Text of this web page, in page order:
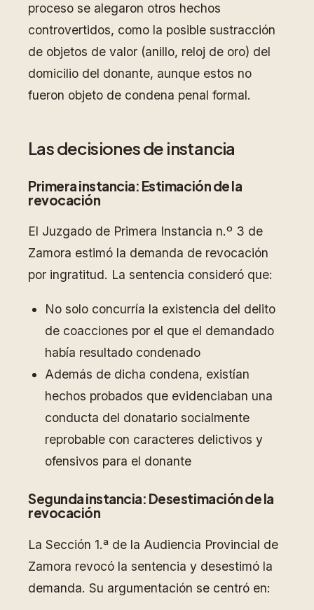
proceso se alegaron otros hechos
controvertidos, como la posible sustracción
de objetos de valor (anillo, reloj de oro) del
domicilio del donante, aunque estos no
fueron objeto de condena penal formal.
Las decisiones de instancia
Primera instancia: Estimación de la
revocación
El Juzgado de Primera Instancia n.º 3 de
Zamora estimó la demanda de revocación
por ingratitud. La sentencia consideró que:
No solo concurría la existencia del delito
de coacciones por el que el demandado
había resultado condenado
Además de dicha condena, existían
hechos probados que evidenciaban una
conducta del donatario socialmente
reprobable con caracteres delictivos y
ofensivos para el donante
Segunda instancia: Desestimación de la
revocación
La Sección 1.ª de la Audiencia Provincial de
Zamora revocó la sentencia y desestimó la
demanda. Su argumentación se centró en: